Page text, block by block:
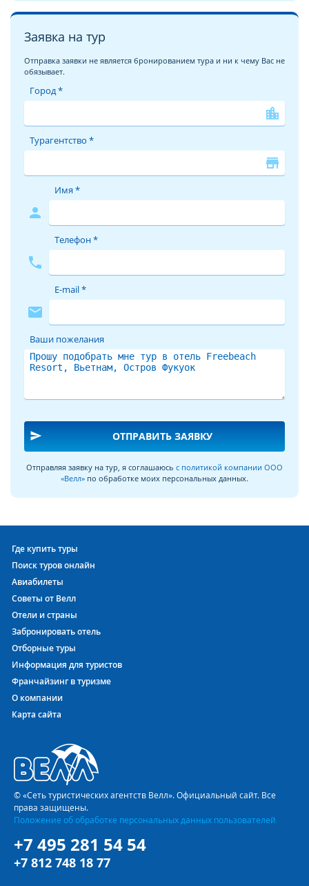
Заявка на тур
Отправка заявки не является бронированием тура и ни к чему Вас не
обязывает.
Город *
location_city
Турагентство *
store
person
Имя *
phone
Телефон *
mail
E-mail *
Ваши пожелания
send ОТПРАВИТЬ ЗАЯВКУ
Отправляя заявку на тур, я соглашаюсь с политикой компании ООО
«Велл» по обработке моих персональных данных.
Где купить туры
Поиск туров онлайн
Авиабилеты
Советы от Велл
Отели и страны
Забронировать отель
Отборные туры
Информация для туристов
Франчайзинг в туризме
О компании
Карта сайта
© «Сеть туристических агентств Велл». Официальный сайт. Все
права защищены.
Положение об обработке персональных данных пользователей
+7 495 281 54 54
+7 812 748 18 77